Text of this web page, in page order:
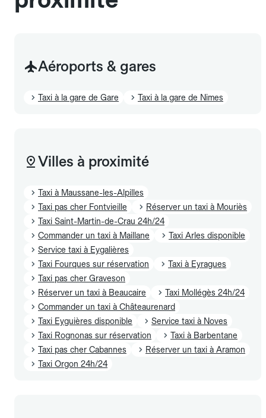
Aéroports & gares
Taxi à la gare de Gare Taxi à la gare de Nimes
Villes à proximité
Taxi à Maussane-les-Alpilles
Taxi pas cher Fontvieille
Réserver un taxi à Mouriès
Taxi Saint-Martin-de-Crau 24h/24
Commander un taxi à Maillane
Taxi Arles disponible
Service taxi à Eygalières
Taxi Fourques sur réservation
Taxi à Eyragues
Taxi pas cher Graveson
Réserver un taxi à Beaucaire
Taxi Mollégès 24h/24
Commander un taxi à Châteaurenard
Taxi Eyguières disponible
Service taxi à Noves
Taxi Rognonas sur réservation
Taxi à Barbentane
Taxi pas cher Cabannes
Réserver un taxi à Aramon
Taxi Orgon 24h/24